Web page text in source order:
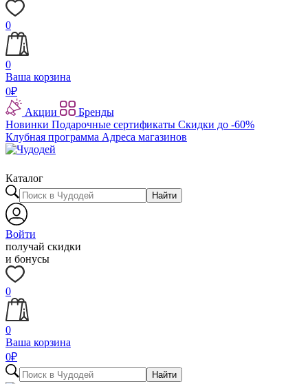
0
0
Ваша корзина
0₽
Акции
Бренды
Новинки Подарочные сертификаты Скидки до -60%
Клубная программа Адреса магазинов
Каталог
Найти
Войти
получай скидки
и бонусы
0
0
Ваша корзина
0₽
Найти